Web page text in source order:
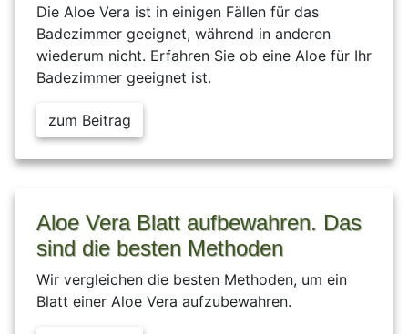
Die Aloe Vera ist in einigen Fällen für das
Badezimmer geeignet, während in anderen
wiederum nicht. Erfahren Sie ob eine Aloe für Ihr
Badezimmer geeignet ist.
zum Beitrag
Aloe Vera Blatt aufbewahren. Das
sind die besten Methoden
Wir vergleichen die besten Methoden, um ein
Blatt einer Aloe Vera aufzubewahren.